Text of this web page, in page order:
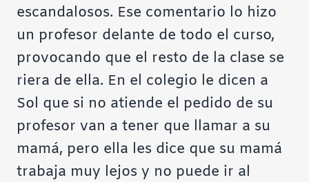
escandalosos. Ese comentario lo hizo
un profesor delante de todo el curso,
provocando que el resto de la clase se
riera de ella. En el colegio le dicen a
Sol que si no atiende el pedido de su
profesor van a tener que llamar a su
mamá, pero ella les dice que su mamá
trabaja muy lejos y no puede ir al